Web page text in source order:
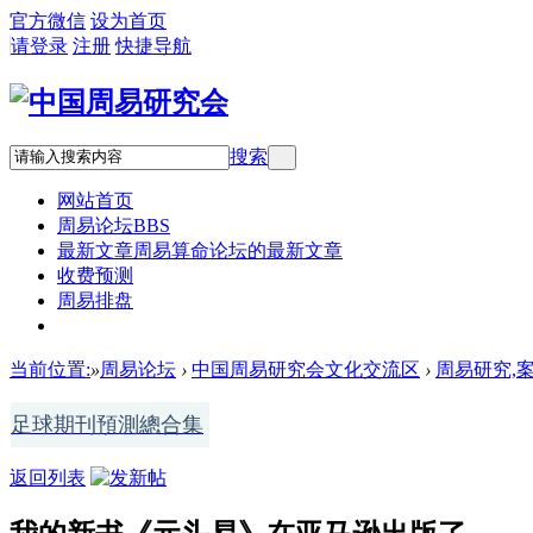
官方微信 设为首页
请登录 注册 快捷导航
搜索
网站首页
周易论坛BBS
最新文章周易算命论坛的最新文章
收费预测
周易排盘
当前位置:»周易论坛 › 中国周易研究会文化交流区 › 周易研究,
足球期刊預測總合集
返回列表